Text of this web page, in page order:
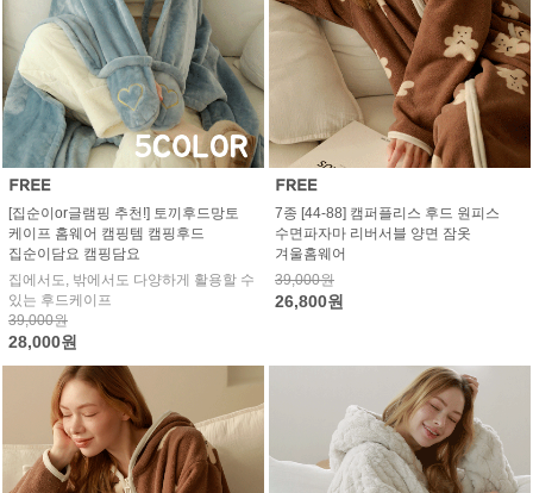
[집순이or글램핑 추천!] 토끼후드망토
케이프 홈웨어 캠핑템 캠핑후드
집순이담요 캠핑담요
집에서도, 밖에서도 다양하게 활용할 수
있는 후드케이프
39,000원
28,000원
7종 [44-88] 캠퍼플리스 후드 원피스
수면파자마 리버서블 양면 잠옷
겨울홈웨어
39,000원
26,800원